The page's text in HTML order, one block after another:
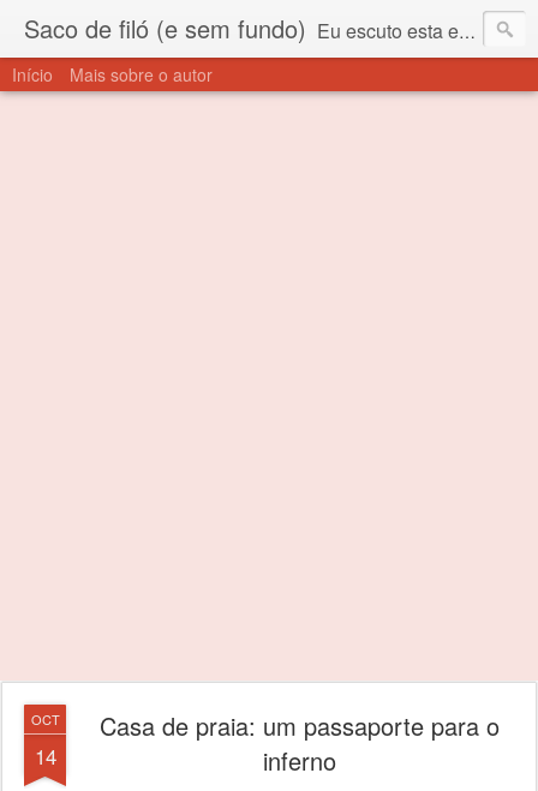
Saco de filó (e sem fundo) Eu escuto esta expressão "saco de filó" desde criança. Para quem não sabe, filó é um tecido todo furadinho e permite que um saco feito com ele, mesmo que muito exposto ao ar soprado para dentro, nunca vai se encher. Aí está o propósito deste nome... Para viver em sociedade tem que ter saco de filó.
Início Mais sobre o autor
OCT
14
Casa de praia: um passaporte para o
inferno